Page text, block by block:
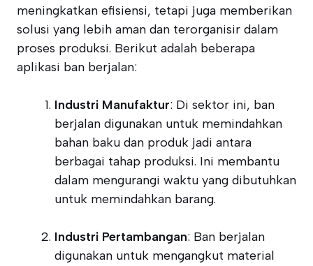
meningkatkan efisiensi, tetapi juga memberikan
solusi yang lebih aman dan terorganisir dalam
proses produksi. Berikut adalah beberapa
aplikasi ban berjalan:
Industri Manufaktur: Di sektor ini, ban
berjalan digunakan untuk memindahkan
bahan baku dan produk jadi antara
berbagai tahap produksi. Ini membantu
dalam mengurangi waktu yang dibutuhkan
untuk memindahkan barang.
Industri Pertambangan: Ban berjalan
digunakan untuk mengangkut material